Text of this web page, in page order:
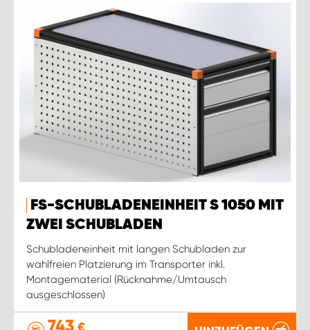
FS-SCHUBLADENEINHEIT S 1050 MIT
ZWEI SCHUBLADEN
Schubladeneinheit mit langen Schubladen zur
wahlfreien Platzierung im Transporter inkl.
Montagematerial (Rücknahme/Umtausch
ausgeschlossen)
743